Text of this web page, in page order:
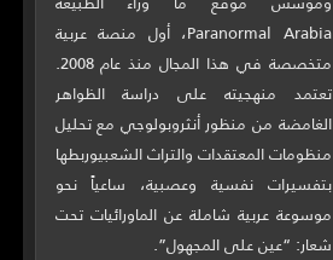
Paranormal Arabia، أول منصة عربية
متخصصة في هذا المجال منذ عام 2008.
تعتمد منهجيته على دراسة الظواهر
الغامضة من منظور أنثروبولوجي مع تحليل
منظومات المعتقدات والتراث الشعبيوربطها
بتفسيرات نفسية وعصبية، ساعياً نحو
موسوعة عربية شاملة عن الماورائيات تحت
شعار: “عين على المجهول”.